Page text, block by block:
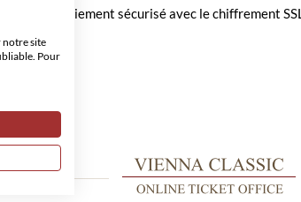
Paiement sécurisé avec le chiffrement SSL
notre site
Pour